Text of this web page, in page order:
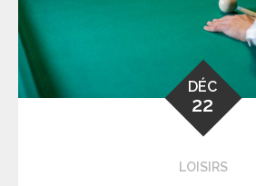
DÉC
22
LOISIRS